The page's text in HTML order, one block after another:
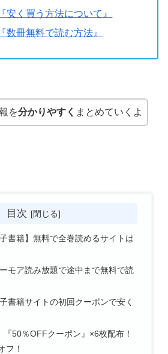
安く買う方法について』
数冊無料で読む方法』
を分かりやすく まとめていくよ
目次
書籍】無料で全巻読めるサイトは
モア読み放題で途中まで無料で読
書籍サイトの初回クーポンで安く
50％OFFクーポン』×6枚配布！
フ！